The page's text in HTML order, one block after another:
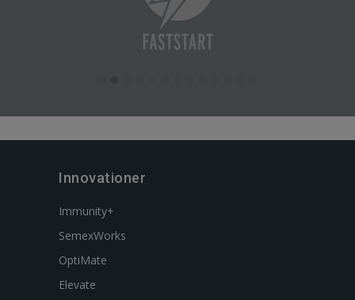
Innovationer
Immunity+
SemexWorks
OptiMate
Elevate